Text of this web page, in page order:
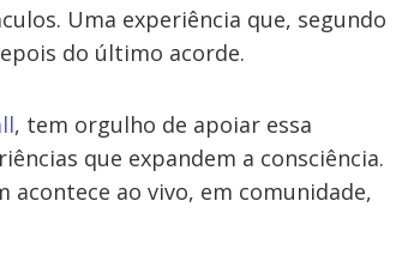
Uma experiência que, segundo
do último acorde.
, tem orgulho de apoiar essa
que expandem a consciência.
ao vivo, em comunidade,